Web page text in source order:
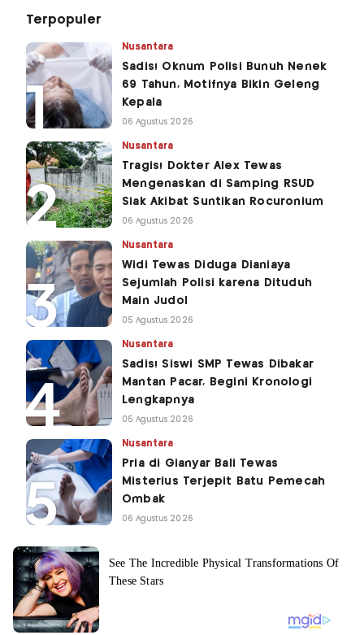
Terpopuler
Nusantara
Sadis! Oknum Polisi Bunuh Nenek
69 Tahun, Motifnya Bikin Geleng
Kepala
06 Agustus 2026
Nusantara
Tragis! Dokter Alex Tewas
Mengenaskan di Samping RSUD
Siak Akibat Suntikan Rocuronium
06 Agustus 2026
Nusantara
Widi Tewas Diduga Dianiaya
Sejumlah Polisi karena Dituduh
Main Judol
05 Agustus 2026
Nusantara
Sadis! Siswi SMP Tewas Dibakar
Mantan Pacar, Begini Kronologi
Lengkapnya
05 Agustus 2026
Nusantara
Pria di Gianyar Bali Tewas
Misterius Terjepit Batu Pemecah
Ombak
06 Agustus 2026